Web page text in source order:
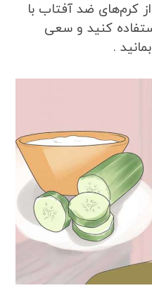
کرم‌های ضد آفتاب با
محافظتی 30 یا 50 استفاده کنید و سعی
.